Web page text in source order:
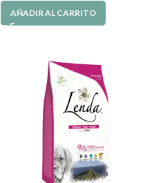
AÑADIR AL CARRITO